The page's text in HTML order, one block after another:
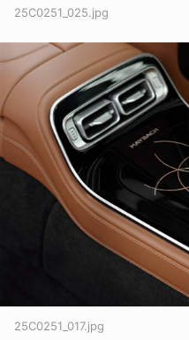
25C0251_025.jpg
25C0251_017.jpg